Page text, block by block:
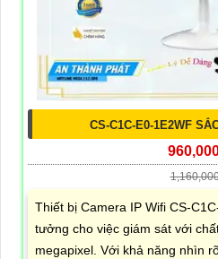
CS-C1C-E0-1E2WF
Thiết bị Camera IP Wifi CS-
tưởng cho việc giám sát với
megapixel. Với khả năng nhìn